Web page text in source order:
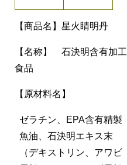
【商品名】星火睛明丹
【名称】 石決明含有加工
食品
【原材料名】
ゼラチン、EPA含有精製
魚油、石決明エキス末
（デキストリン、アワビ